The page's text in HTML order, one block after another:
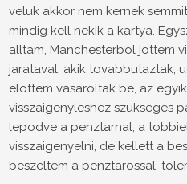
veluk akkor nem kernek
mindig kell nekik a kartya.
alltam, Manchesterbol jottem
jarataval, akik tovabbutaztak,
elottem vasaroltak be, az
visszaigenyleshez szukseges
lepodve a penztarnal, a
visszaigenyelni, de kellett a
beszeltem a penztarossal,